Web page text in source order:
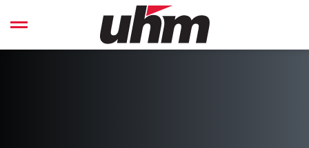
Open left Panel